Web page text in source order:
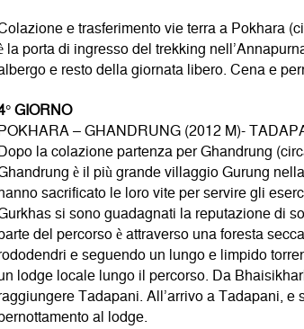
e trasferimento vie terra a Pokhara
la porta di ingresso del trekking
e resto della giornata libero. Cena e
GIORNO
– GHANDRUNG (2012 M)-
la colazione partenza per Ghandrung
è il più grande villaggio Gurung
sacrificato le loro vite per servire gli
si sono guadagnati la reputazione di
del percorso è attraverso una foresta
e seguendo un lungo e limpido
lodge locale lungo il percorso. Da
Tadapani. All’arrivo a Tadapani,
al lodge.